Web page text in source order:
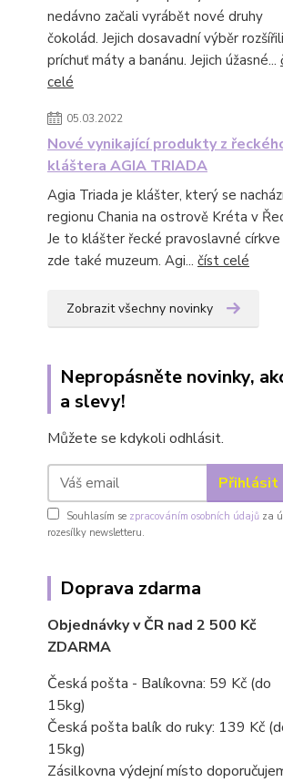
nedávno začali vyrábět nové druhy
čokolád. Jejich dosavadní výběr
príchuť máty a banánu. Jejich úžasné...
celé
05.03.2022
Nové vynikající produkty z
kláštera AGIA TRIADA
Agia Triada je klášter, který se
regionu Chania na ostrově Kréta v
Je to klášter řecké pravoslavné církve
zde také muzeum. Agi... číst celé
Zobrazit všechny novinky
Nepropásněte novinky,
a slevy!
Můžete se kdykoli odhlásit.
Přihlásit
Souhlasím se zpracováním osobních údajů za
rozesílky newsletteru.
Doprava zdarma
Objednávky v ČR nad 2 500 Kč
ZDARMA
Česká pošta - Balíkovna: 59 Kč (do
15kg)
Česká pošta balík do ruky: 139 Kč
15kg)
Zásilkovna výdejní místo